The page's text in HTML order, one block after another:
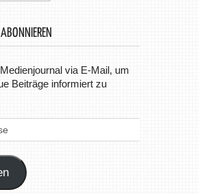
via E-Mail, um
Beiträge informiert zu